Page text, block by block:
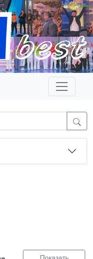
Показать